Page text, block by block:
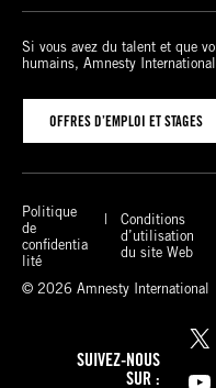
Si vous avez du talent et que
humains, Amnesty
OFFRES D’EMPLOI ET STAGES
Politique
de
confidentia
lité
Conditions
d’utilisation
du site Web
© 2026 Amnesty International
SUIVEZ-NOUS
SUR :
X
YouTube